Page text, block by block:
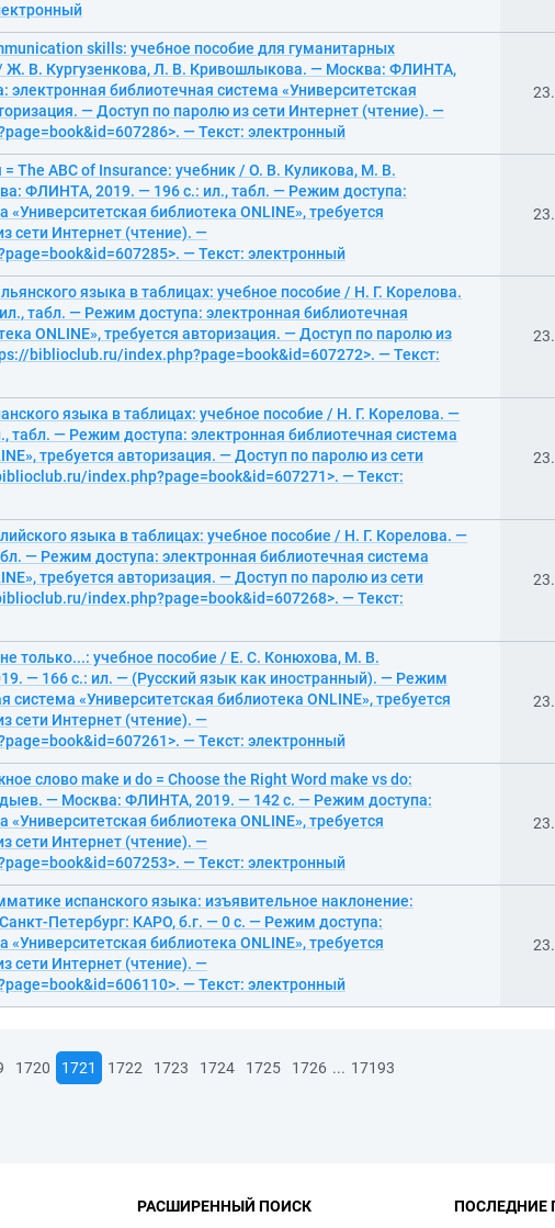
skills: учебное пособие для гуманитарных
/ Ж. В. Кургузенкова, Л. В. Кривошлыкова. — Москва: ФЛИНТА,
библиотечная система «Университетская
— Доступ по паролю из сети Интернет (чтение). —
— Текст: электронный
The ABC of Insurance: учебник / О. В. Куликова, М. В.
ФЛИНТА, 2019. — 196 с.: ил., табл. — Режим доступа:
библиотека ONLINE», требуется
сети Интернет (чтение). —
— Текст: электронный
языка в таблицах: учебное пособие / Н. Г. Корелова.
табл. — Режим доступа: электронная библиотечная
ONLINE», требуется авторизация. — Доступ по паролю из
biblioclub.ru/index.php?page=book&id=607272>. — Текст:
языка в таблицах: учебное пособие / Н. Г. Корелова. —
— Режим доступа: электронная библиотечная система
требуется авторизация. — Доступ по паролю из сети
index.php?page=book&id=607271>. — Текст:
языка в таблицах: учебное пособие / Н. Г. Корелова. —
— Режим доступа: электронная библиотечная система
требуется авторизация. — Доступ по паролю из сети
index.php?page=book&id=607268>. — Текст:
только...: учебное пособие / Е. С. Конюхова, М. В.
— 166 с.: ил. — (Русский язык как иностранный). — Режим
система «Университетская библиотека ONLINE», требуется
сети Интернет (чтение). —
— Текст: электронный
слово make и do = Сhoose the Right Word make vs do:
— Москва: ФЛИНТА, 2019. — 142 с. — Режим доступа:
библиотека ONLINE», требуется
сети Интернет (чтение). —
— Текст: электронный
испанского языка: изъявительное наклонение:
Петербург: КАРО, б.г. — 0 с. — Режим доступа:
библиотека ONLINE», требуется
сети Интернет (чтение). —
— Текст: электронный
1720 1721 1722 1723 1724 1725 1726 ... 17193
РАСШИРЕННЫЙ ПОИСК ПОСЛЕДНИЕ